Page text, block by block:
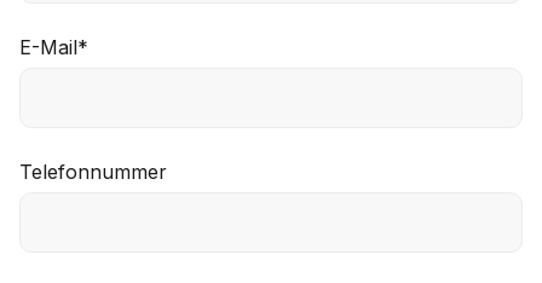
E-Mail*
Telefonnummer